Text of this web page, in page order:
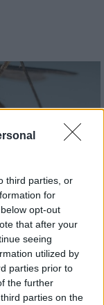
third parties, or
for
opt-out
that after your
seeing
utilized by
parties prior to
the further
parties on the